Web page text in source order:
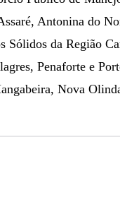
Antonina do
Sólidos da Região
Penaforte e
Nova